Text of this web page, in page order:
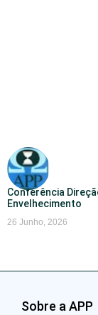
Conferência
Envelhecimento
26 Junho, 2026
Sobre a APP